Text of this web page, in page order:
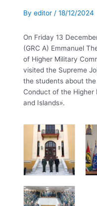
Byeditor/18/12/2024
On Friday 13
(GRC A) Emmanuel
of Higher Military
visited the Supreme
the students about
Conduct of the
and Islands».